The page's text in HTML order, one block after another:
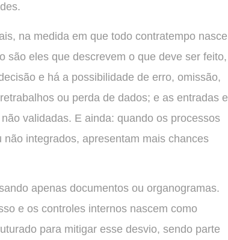
na medida em que todo contratempo nasce
são eles que descrevem o que deve ser feito,
e há a possibilidade de erro, omissão,
ou perda de dados; e as entradas e
validadas. E ainda: quando os processos
integrados, apresentam mais chances
apenas documentos ou organogramas.
e os controles internos nascem como
para mitigar esse desvio, sendo parte